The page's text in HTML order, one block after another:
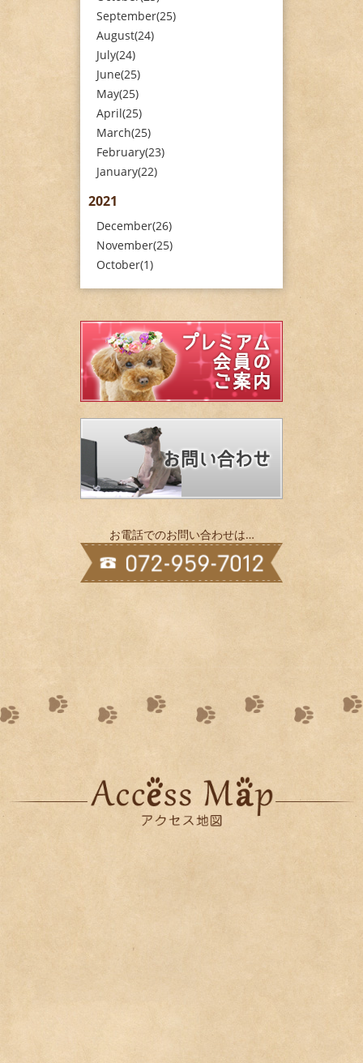
September(25)
August(24)
July(24)
June(25)
May(25)
April(25)
March(25)
February(23)
January(22)
2021
December(26)
November(25)
October(1)
お電話でのお問い合わせは…